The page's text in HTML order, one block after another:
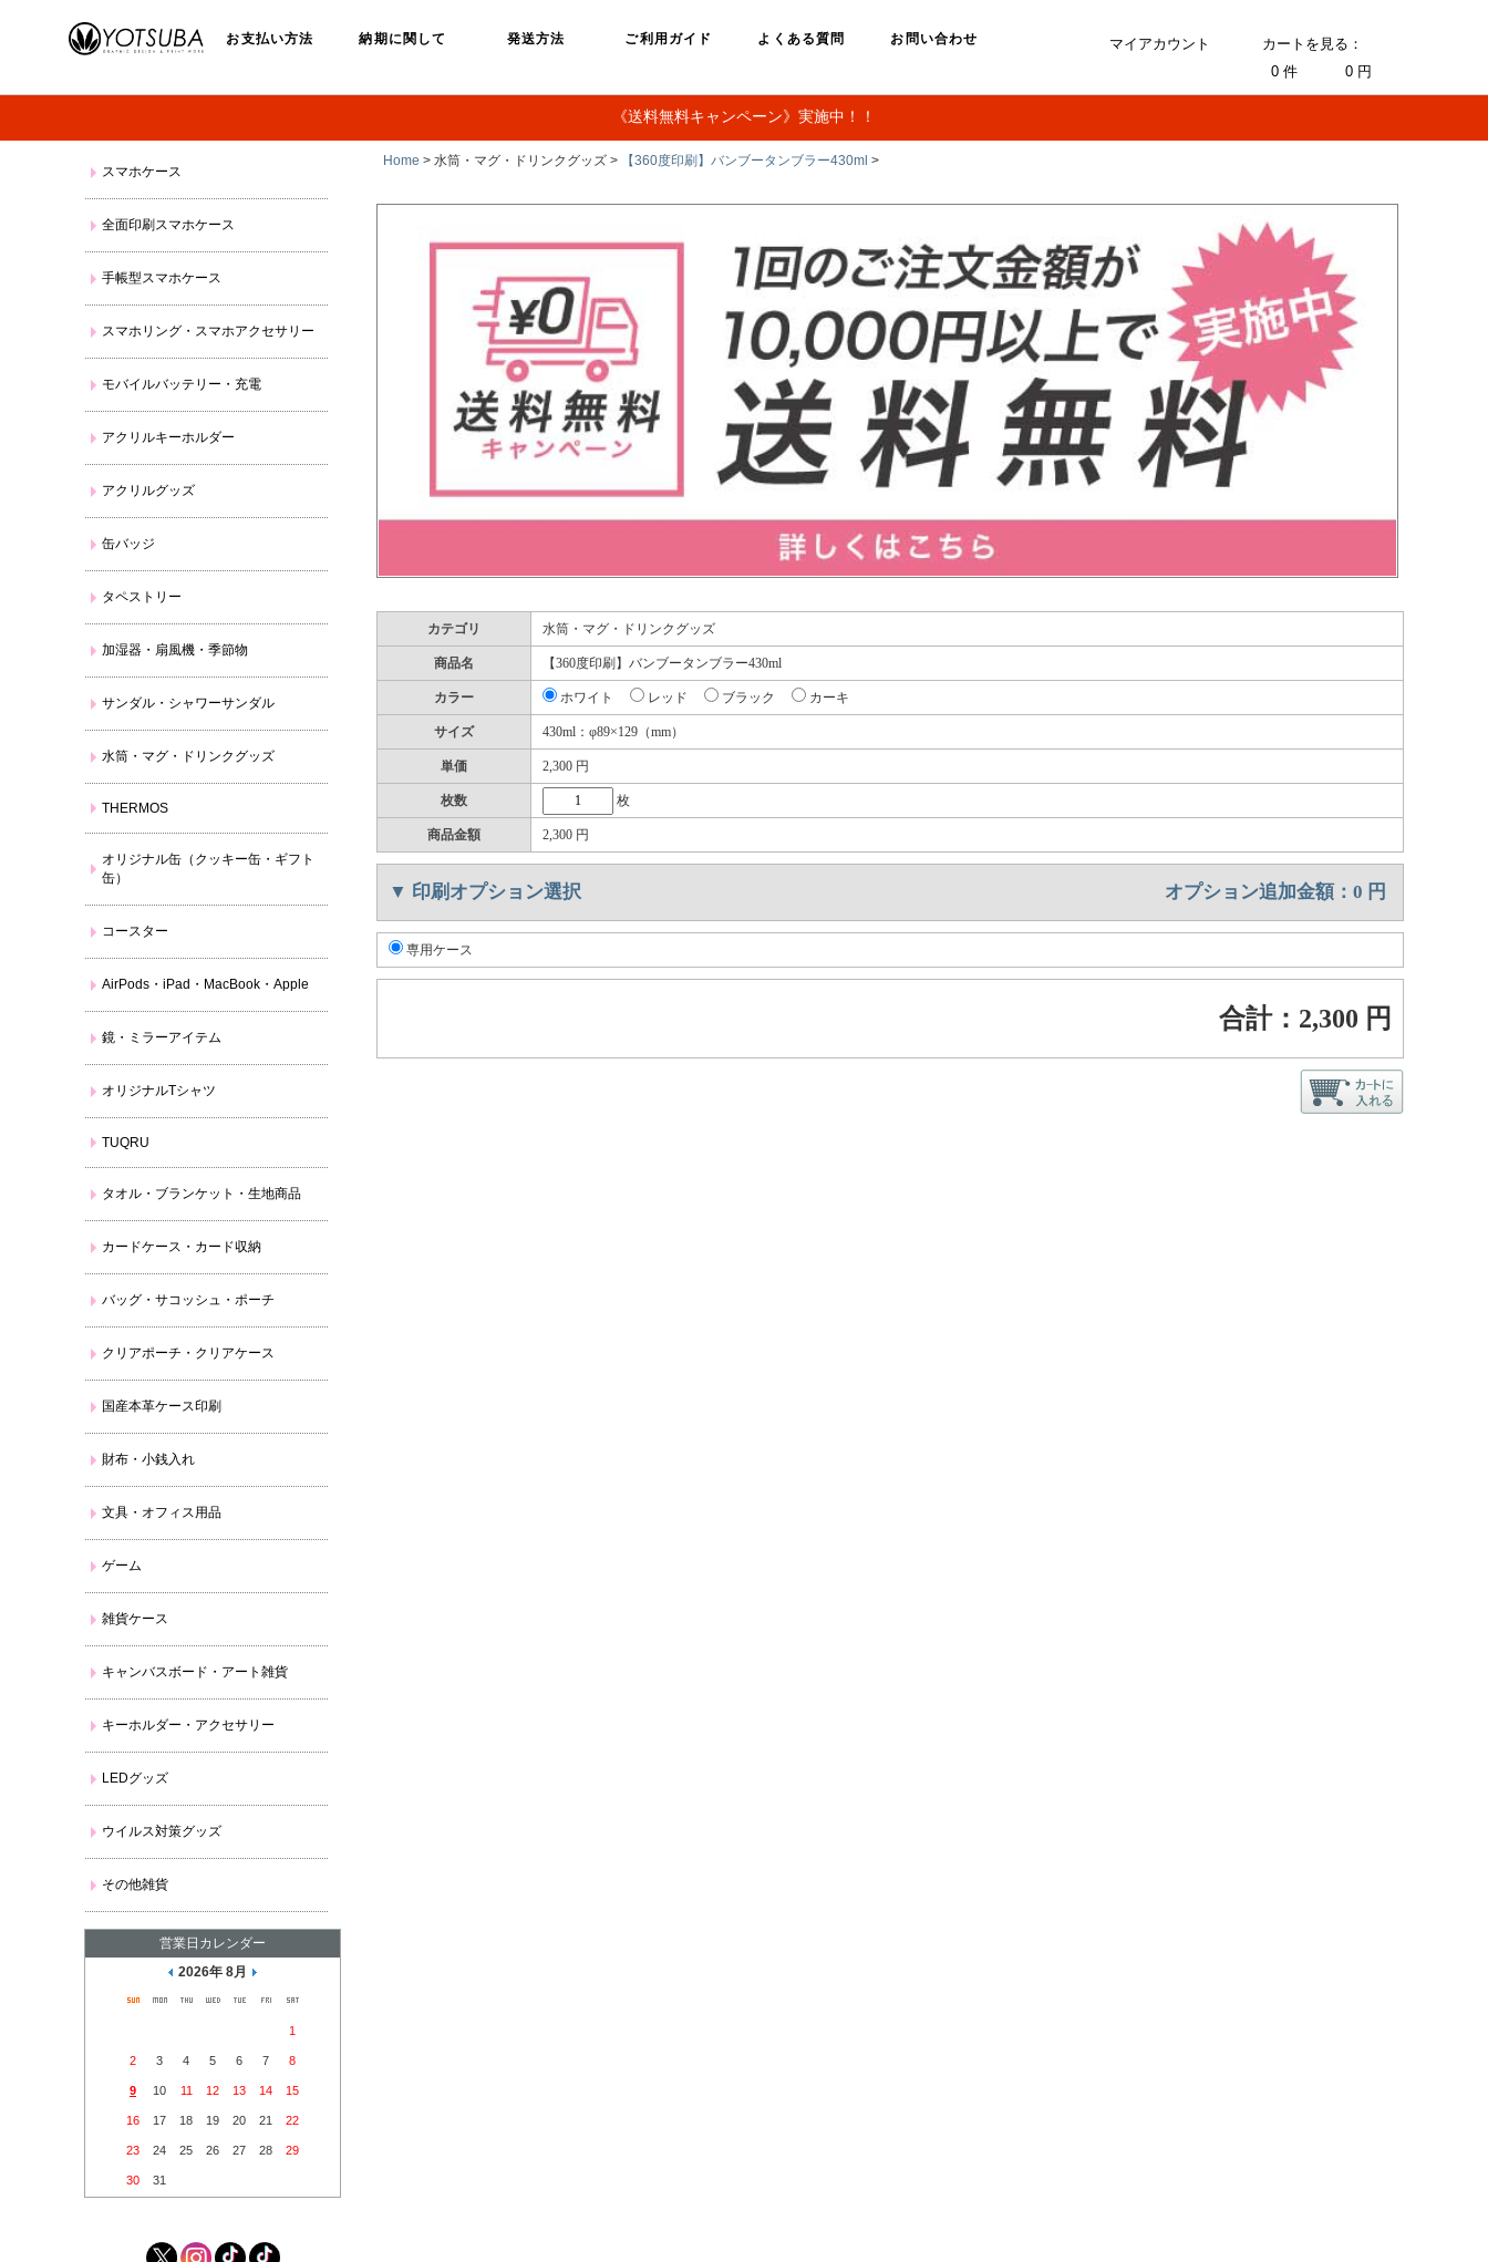
お支払い方法 納期に関して 発送方法 ご利用ガイド よくある質問 お問い合わせ マイアカウント
カートを見る：
0 件 0 円
《送料無料キャンペーン》実施中！！
スマホケース
全面印刷スマホケース
手帳型スマホケース
スマホリング・スマホアクセサリー
モバイルバッテリー・充電
アクリルキーホルダー
アクリルグッズ
缶バッジ
タペストリー
加湿器・扇風機・季節物
サンダル・シャワーサンダル
水筒・マグ・ドリンクグッズ
THERMOS
オリジナル缶（クッキー缶・ギフト
缶）
コースター
AirPods・iPad・MacBook・Apple
鏡・ミラーアイテム
オリジナルTシャツ
TUQRU
タオル・ブランケット・生地商品
カードケース・カード収納
バッグ・サコッシュ・ポーチ
クリアポーチ・クリアケース
国産本革ケース印刷
財布・小銭入れ
文具・オフィス用品
ゲーム
雑貨ケース
キャンバスボード・アート雑貨
キーホルダー・アクセサリー
LEDグッズ
ウイルス対策グッズ
その他雑貨
営業日カレンダー
2026年 8月
1
2 3 4 5 6 7 8
9 10 11 12 13 14 15
16 17 18 19 20 21 22
23 24 25 26 27 28 29
30 31
Home > 水筒・マグ・ドリンクグッズ > 【360度印刷】バンブータンブラー430ml >
カテゴリ 水筒・マグ・ドリンクグッズ
商品名 【360度印刷】バンブータンブラー430ml
カラー ホワイト レッド ブラック カーキ
サイズ 430ml：φ89×129（mm）
単価 2,300円
枚数 枚
商品金額 2,300円
▼ 印刷オプション選択 オプション追加金額： 0 円
専用ケース
合計： 2,300 円